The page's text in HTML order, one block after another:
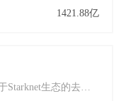
1421.88亿
JediSwap是一个基于Starknet生态的去中心化数字货币交易平台，它采用了完全由社